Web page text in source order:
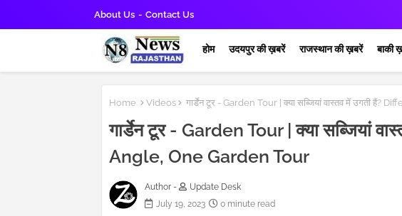
About Us Contact Us
होम उदयपुर की ख़बरें राजस्थान की ख़बरें बाकी
Home Videos गार्डेन टूर - Garden Tour | क्या सब्जियां वास्तव में उगती
गार्डेन टूर - Garden Tour | क्या सब्जियां
Angle, One Garden Tour
Author -
Update Desk
July 19, 2023
0 minute read